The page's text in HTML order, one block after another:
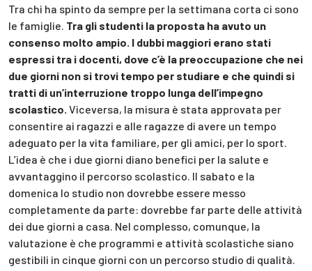
Tra chi ha spinto da sempre per la settimana corta ci sono
le famiglie. Tra gli studenti la proposta ha avuto un
consenso molto ampio. I dubbi maggiori erano stati
espressi tra i docenti, dove c’è la preoccupazione che nei
due giorni non si trovi tempo per studiare e che quindi si
tratti di un’interruzione troppo lunga dell’impegno
scolastico. Viceversa, la misura è stata approvata per
consentire ai ragazzi e alle ragazze di avere un tempo
adeguato per la vita familiare, per gli amici, per lo sport.
L’idea è che i due giorni diano benefici per la salute e
avvantaggino il percorso scolastico. Il sabato e la
domenica lo studio non dovrebbe essere messo
completamente da parte: dovrebbe far parte delle attività
dei due giorni a casa. Nel complesso, comunque, la
valutazione è che programmi e attività scolastiche siano
gestibili in cinque giorni con un percorso studio di qualità.